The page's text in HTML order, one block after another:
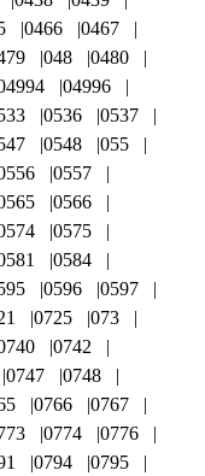
0466
0467
048
0480
04996
0536
0537
0548
055
0557
0566
0575
0584
0596
0597
0725
073
0742
0747
0748
0766
0767
0774
0776
0794
0795